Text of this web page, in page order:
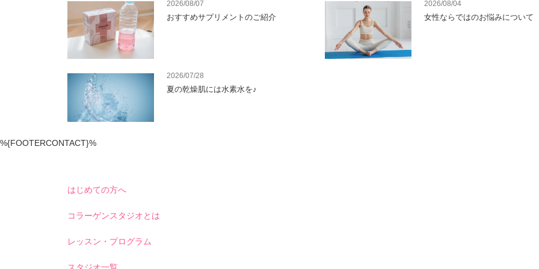
2026/08/07
おすすめサプリメントのご紹介
2026/08/04
女性ならではのお悩みについて
2026/07/28
夏の乾燥肌には水素水を♪
%{FOOTERCONTACT}%
はじめての方へ
コラーゲンスタジオとは
レッスン・プログラム